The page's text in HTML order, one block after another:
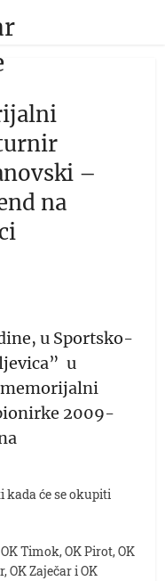
–
na
u Sportsko-
u
memorijalni
2009-
kada će se okupiti
Timok, OK Pirot, OK
OK Zaječar i OK